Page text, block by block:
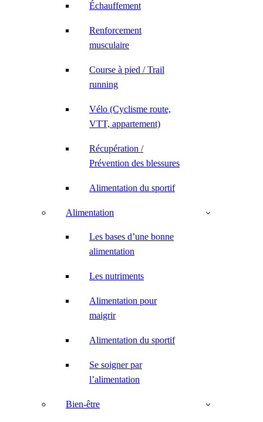
Échauffement
Renforcement
musculaire
Course à pied / Trail
running
Vélo (Cyclisme route,
VTT, appartement)
Récupération /
Prévention des blessures
Alimentation du sportif
Alimentation
Les bases d’une bonne
alimentation
Les nutriments
Alimentation pour
maigrir
Alimentation du sportif
Se soigner par
l’alimentation
Bien-être